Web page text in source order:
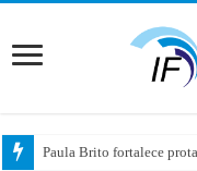
Paula Brito fortalece